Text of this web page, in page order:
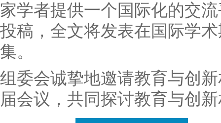
家学者提供一个国际化的交
投稿，全文将发表在国际学
集。
组委会诚挚地邀请教育与创
届会议，共同探讨教育与创